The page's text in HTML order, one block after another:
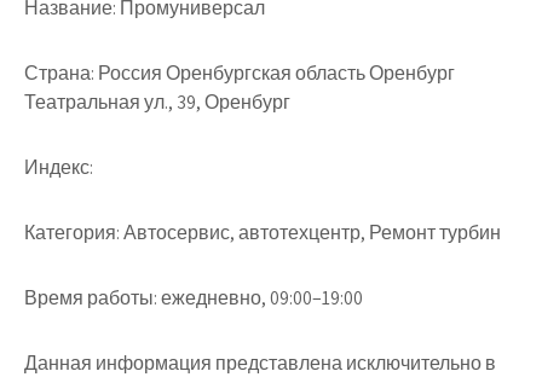
Название: Промуниверсал
Страна: Россия Оренбургская область Оренбург
Театральная ул., 39, Оренбург
Индекс:
Категория:Автосервис, автотехцентр, Ремонт турбин
Время работы:ежедневно, 09:00–19:00
Данная информация представлена исключительно в